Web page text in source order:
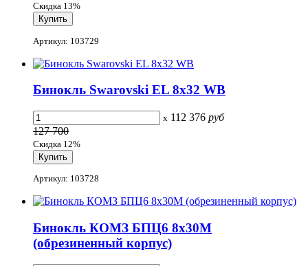
Скидка 13%
Артикул: 103729
Бинокль Swarovski EL 8x32 WB
x 112 376 руб
127 700
Скидка 12%
Артикул: 103728
Бинокль КОМЗ БПЦ6 8x30М
(обрезиненный корпус)